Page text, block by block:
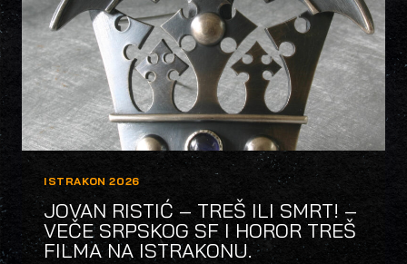
ISTRAKON 2026
JOVAN RISTIĆ – TREŠ ILI SMRT! –
VEČE SRPSKOG SF I HOROR TREŠ
FILMA NA ISTRAKONU.